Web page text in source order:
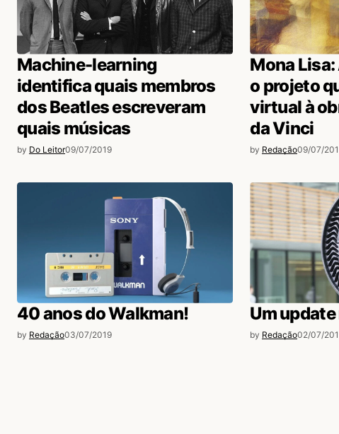
Machine-learning
identifica quais membros
dos Beatles escreveram
quais músicas
by Do Leitor09/07/2019
Mona
o projeto
virtual à
da Vinci
by Redação09/07/
40 anos do Walkman!
by Redação03/07/2019
Um
by Redação02/07/